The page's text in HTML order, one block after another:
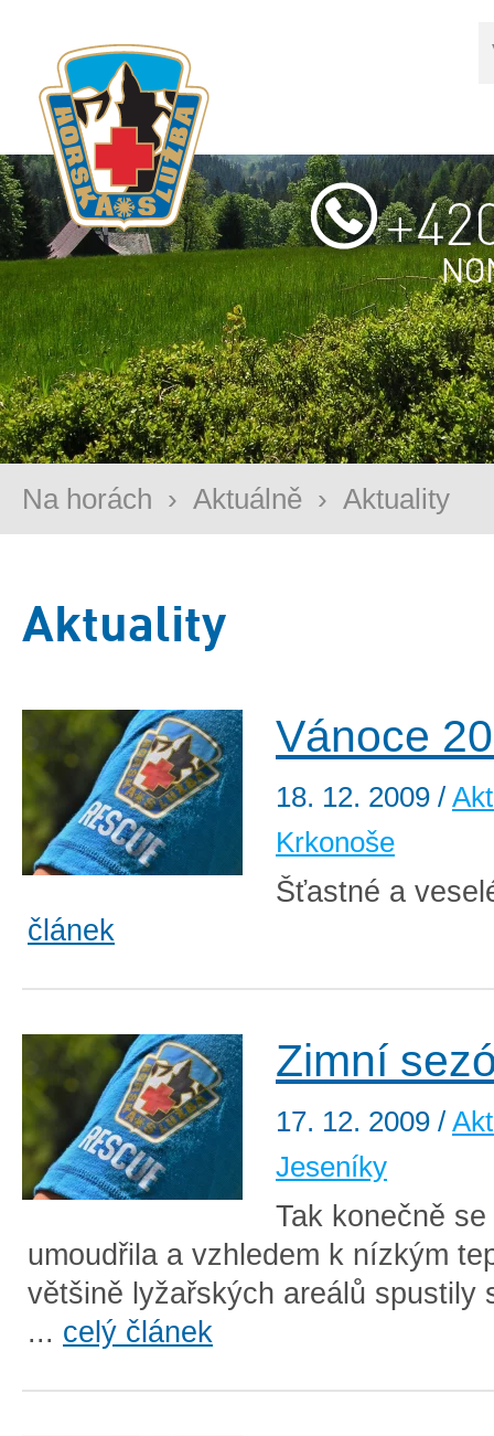
Na horách › Aktuálně › Aktuality
Aktuality
Vánoce
18. 12. 2009 /
Krkonoše
Šťastné a
článek
Zimní
17. 12. 2009 /
Jeseníky
Tak konečně
umoudřila a vzhledem k nízkým
většině lyžařských areálů spustily
... celý článek